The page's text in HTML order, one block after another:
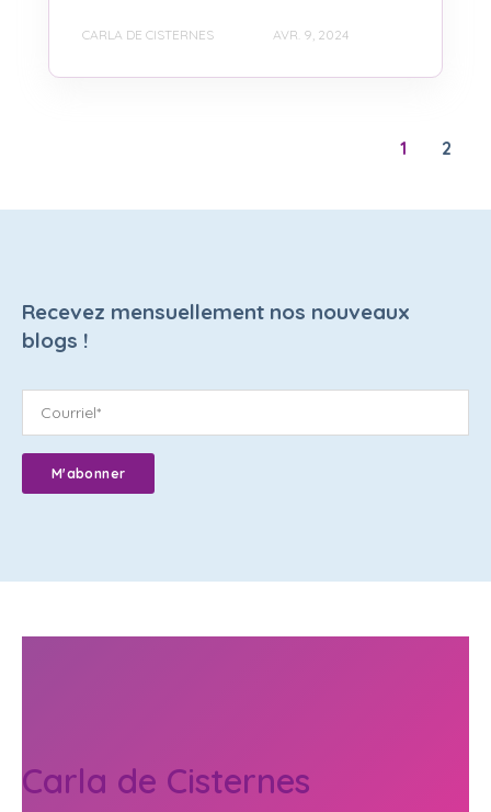
CARLA DE CISTERNES AVR. 9, 2024
1 2
Recevez mensuellement nos nouveaux
blogs !
Carla de Cisternes